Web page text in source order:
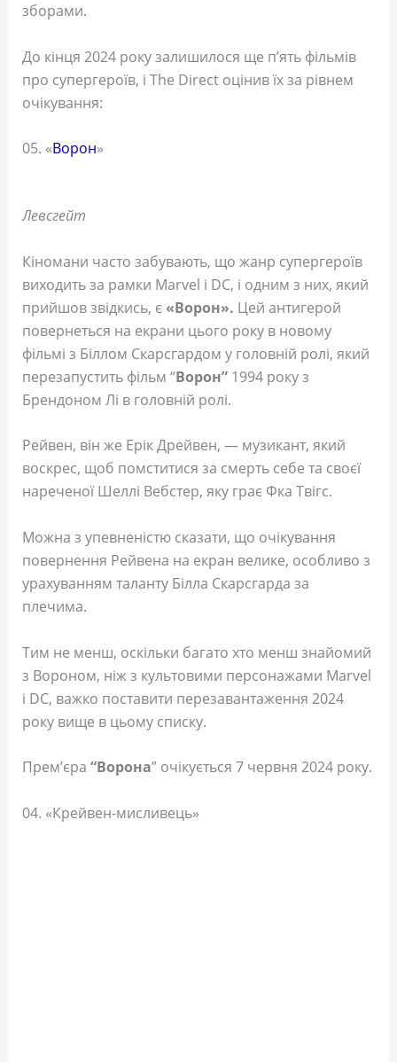
зборами.
До кінця 2024 року залишилося ще п’ять фільмів
про супергероїв, і The Direct оцінив їх за рівнем
очікування:
05. «Ворон»
Левсгейт
Кіномани часто забувають, що жанр супергероїв
виходить за рамки Marvel і DC, і одним з них, який
прийшов звідкись, є «Ворон». Цей антигерой
повернеться на екрани цього року в новому
фільмі з Біллом Скарсгардом у головній ролі, який
перезапустить фільм “Ворон”1994 року з
Брендоном Лі в головній ролі.
Рейвен, він же Ерік Дрейвен, — музикант, який
воскрес, щоб помститися за смерть себе та своєї
нареченої Шеллі Вебстер, яку грає Фка Твігс.
Можна з упевненістю сказати, що очікування
повернення Рейвена на екран велике, особливо з
урахуванням таланту Білла Скарсгарда за
плечима.
Тим не менш, оскільки багато хто менш знайомий
з Вороном, ніж з культовими персонажами Marvel
і DC, важко поставити перезавантаження 2024
року вище в цьому списку.
Прем’єра “Ворона” очікується 7 червня 2024 року.
04. «Крейвен-мисливець»